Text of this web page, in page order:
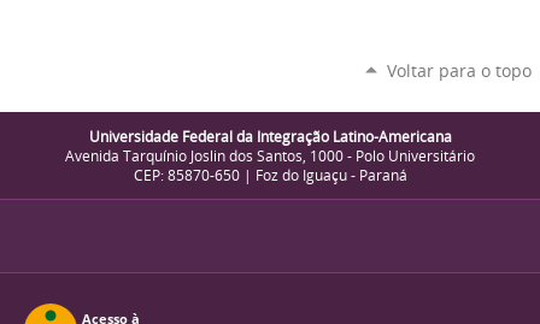
Voltar para o topo
Universidade Federal da Integração Latino-Americana
Avenida Tarquínio Joslin dos Santos, 1000 - Polo Universitário
CEP: 85870-650 | Foz do Iguaçu - Paraná